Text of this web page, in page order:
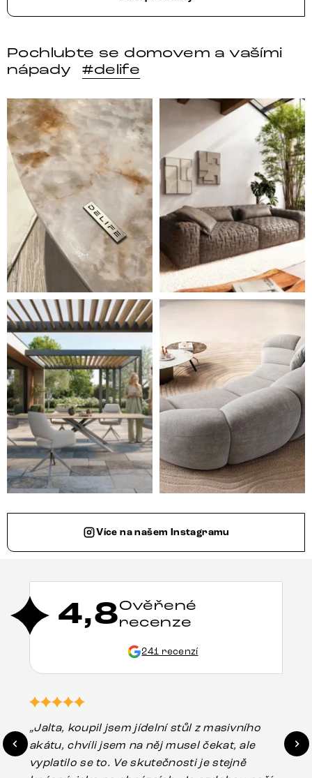
Pochlubte se domovem a vašími
nápady
#delife
DELIFE – Nábytek, který promění dům v domov. Domo
Místo, kam se budeš těšit
Styl, odolnost a společné chvíle pod širým nebem.
Ne každá pohovka je jen
Více na našem Instagramu
4,8Ověřené
recenze
241 recenzí
„Jalta, koupil jsem jídelní stůl z masivního
akátu, chvíli jsem na něj musel čekat, ale
vyplatilo se to. Ve skutečnosti je stejně